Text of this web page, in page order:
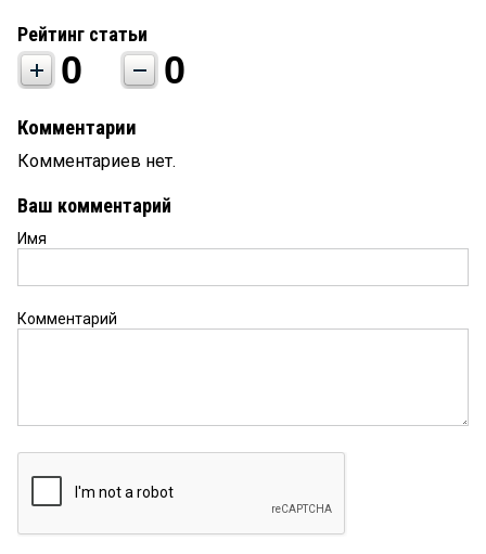
Рейтинг статьи
0 0
Комментарии
Комментариев нет.
Ваш комментарий
Имя
Комментарий